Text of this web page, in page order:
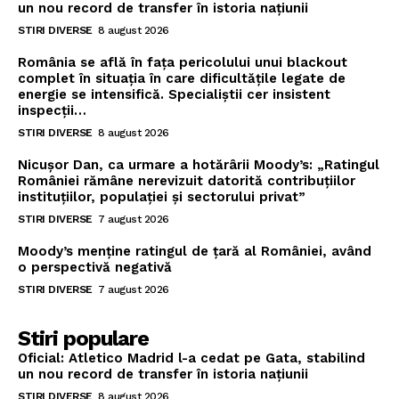
un nou record de transfer în istoria națiunii
STIRI DIVERSE 8 august 2026
România se află în fața pericolului unui blackout
complet în situația în care dificultățile legate de
energie se intensifică. Specialiștii cer insistent
inspecții…
STIRI DIVERSE 8 august 2026
Nicușor Dan, ca urmare a hotărârii Moody’s: „Ratingul
României rămâne nerevizuit datorită contribuțiilor
instituțiilor, populației și sectorului privat”
STIRI DIVERSE 7 august 2026
Moody’s menține ratingul de țară al României, având
o perspectivă negativă
STIRI DIVERSE 7 august 2026
Stiri populare
Oficial: Atletico Madrid l-a cedat pe Gata, stabilind
un nou record de transfer în istoria națiunii